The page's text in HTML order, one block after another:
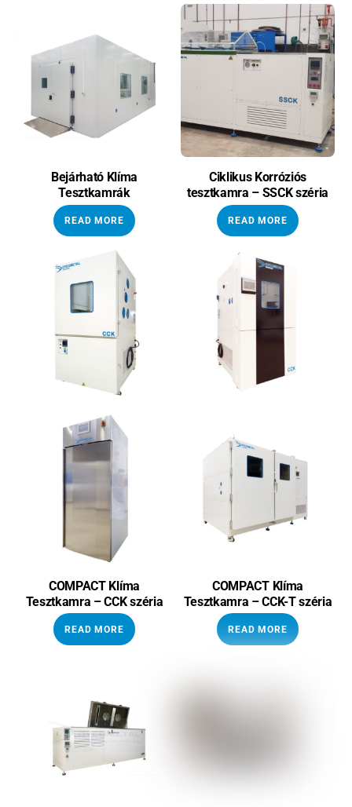
Bejárható Klíma
Tesztkamrák
READ MORE
Ciklikus Korróziós
tesztkamra – SSCK széria
READ MORE
COMPACT Klíma
Tesztkamra – CCK széria
READ MORE
COMPACT Klíma
Tesztkamra – CCK-T széria
READ MORE